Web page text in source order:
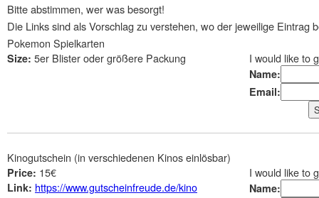
Bitte abstimmen, wer was besorgt!
Die Links sind als Vorschlag zu verstehen, wo der jeweilige Eintrag
Pokemon Spielkarten
I would like to
Name:
Email:
Size: 5er Blister oder größere Packung
Kinogutschein (in verschiedenen Kinos einlösbar)
I would like to
Name:
Price: 15€
Link: https://www.gutscheinfreude.de/kino